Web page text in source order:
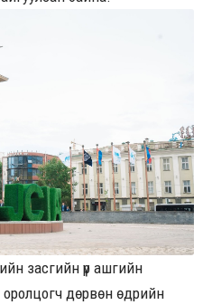
засгийн үр ашгийн
оролцогч дөрвөн өдрийн